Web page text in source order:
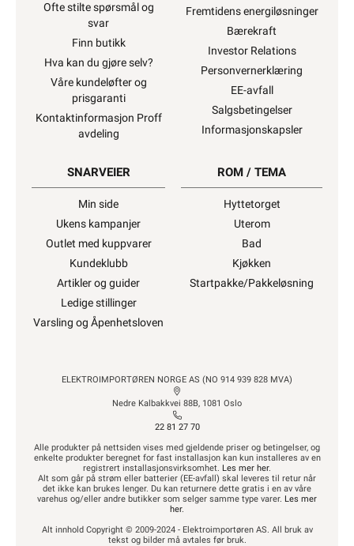
Ofte stilte spørsmål og
svar
Finn butikk
Hva kan du gjøre selv?
Våre kundeløfter og
prisgaranti
Kontaktinformasjon Proff
avdeling
Fremtidens energiløsninger
Bærekraft
Investor Relations
Personvernerklæring
EE-avfall
Salgsbetingelser
Informasjonskapsler
SNARVEIER
Min side
Ukens kampanjer
Outlet med kuppvarer
Kundeklubb
Artikler og guider
Ledige stillinger
Varsling og Åpenhetsloven
ROM / TEMA
Hyttetorget
Uterom
Bad
Kjøkken
Startpakke/Pakkeløsning
ELEKTROIMPORTØREN NORGE AS (NO 914 939 828 MVA)
Nedre Kalbakkvei 88B, 1081 Oslo
22 81 27 70
Alle produkter på nettsiden vises med gjeldende priser og betingelser, og
enkelte produkter beregnet for fast installasjon kan kun installeres av en
registrert installasjonsvirksomhet. Les mer her.
Alt som går på strøm eller batterier (EE-avfall) skal leveres til retur når
det ikke kan brukes lenger. Du kan returnere dette gratis i en av våre
varehus og/eller andre butikker som selger samme type varer. Les mer
her.
Alt innhold Copyright © 2009-2024 - Elektroimportøren AS. All bruk av
tekst og bilder må avtales før bruk.